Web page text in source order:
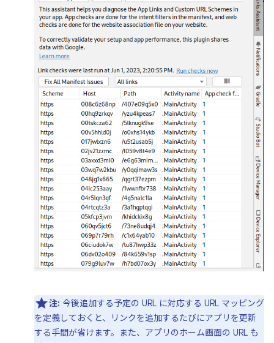
注: 今後追加する予定の URL に対応する URL マッピング
を定義しておくと、リンクを追加するたびにアプリを更新
する手間が省けます。また、アプリのホーム画面の URL も